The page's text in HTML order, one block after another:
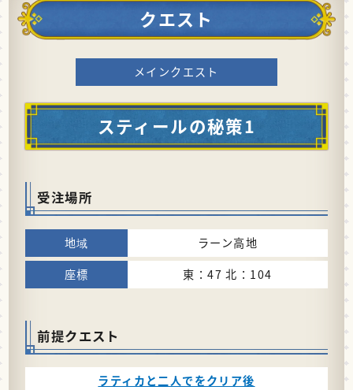
クエスト
メインクエスト
スティールの秘策1
受注場所
ラーン高地
東：47 北：104
前提クエスト
ラティカと二人でをクリア後